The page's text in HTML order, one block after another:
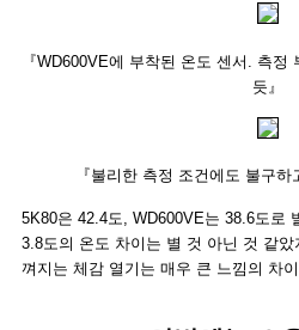
『WD600VE에 부착된 온도 센서. 측
듯』
『불리한 측정 조건에도 불구하
5K80은 42.4도, WD600VE는 38.6도로
3.8도의 온도 차이는 별 것 아닌 것 같
껴지는 체감 열기는 매우 큰 느낌의 차